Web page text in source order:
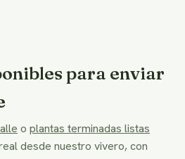
para enviar
o plantas terminadas listas
desde nuestro vivero, con